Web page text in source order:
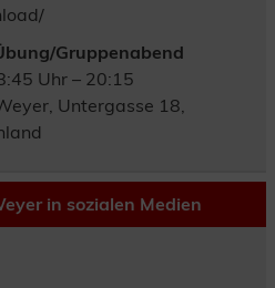
Gruppenabend
Uhr – 20:15
Untergasse 18,
in sozialen Medien